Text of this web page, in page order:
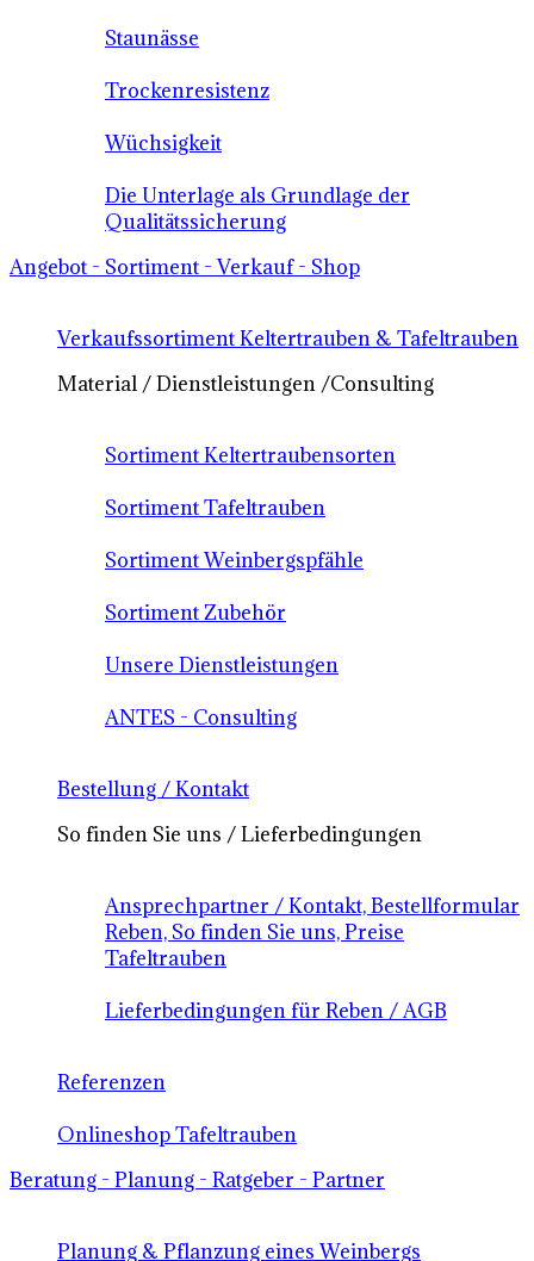
Staunässe
Trockenresistenz
Wüchsigkeit
Die Unterlage als Grundlage der
Qualitätssicherung
Angebot - Sortiment - Verkauf - Shop
Verkaufssortiment Keltertrauben & Tafeltrauben
Material / Dienstleistungen /Consulting
Sortiment Keltertraubensorten
Sortiment Tafeltrauben
Sortiment Weinbergspfähle
Sortiment Zubehör
Unsere Dienstleistungen
ANTES - Consulting
Bestellung / Kontakt
So finden Sie uns / Lieferbedingungen
Ansprechpartner / Kontakt, Bestellformular
Reben, So finden Sie uns, Preise
Tafeltrauben
Lieferbedingungen für Reben / AGB
Referenzen
Onlineshop Tafeltrauben
Beratung - Planung - Ratgeber - Partner
Planung & Pflanzung eines Weinbergs